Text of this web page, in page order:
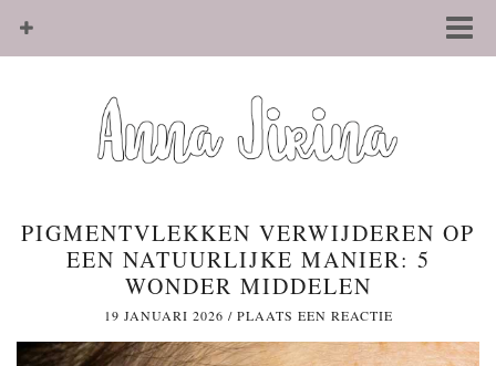
PIGMENTVLEKKEN VERWIJDEREN OP
EEN NATUURLIJKE MANIER: 5
WONDER MIDDELEN
19 JANUARI 2026 / PLAATS EEN REACTIE